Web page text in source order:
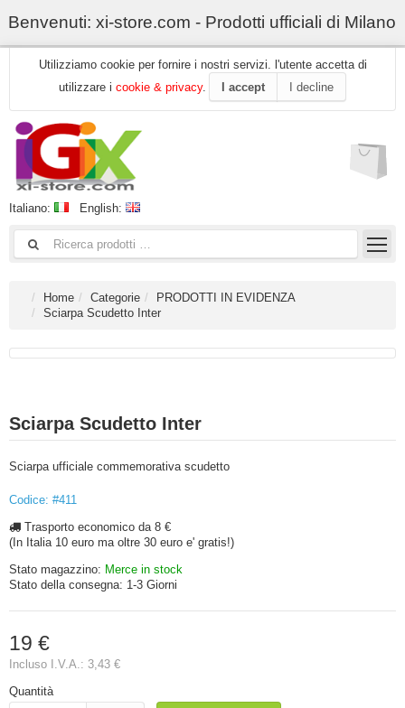
Benvenuti: xi-store.com - Prodotti ufficiali di Milano
Utilizziamo cookie per fornire i nostri servizi. l'utente accetta di
utilizzare i cookie & privacy. I accept I decline
Italiano: English:
Home Categorie
PRODOTTI IN EVIDENZA
Sciarpa Scudetto Inter
Sciarpa Scudetto Inter
Sciarpa ufficiale commemorativa scudetto
Codice: #411
Trasporto economico da 8 €
(In Italia 10 euro ma oltre 30 euro e' gratis!)
Stato magazzino: Merce in stock
Stato della consegna: 1-3 Giorni
19 €
Incluso I.V.A.: 3,43 €
Quantità